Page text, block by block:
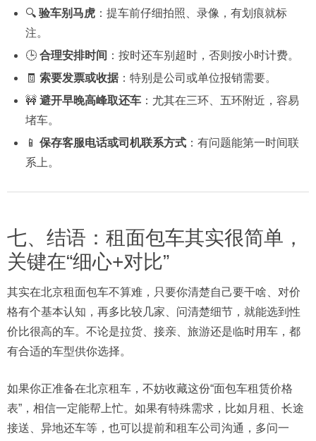
🔍 验车别马虎：提车前仔细拍照、录像，有划痕就标
注。
🕒 合理安排时间 ：按时还车别超时，否则按小时计费。
🧾 索要发票或收据：特别是公司或单位报销需要。
🚧 避开早晚高峰取还车：尤其在三环、五环附近，容易
堵车。
📱 保存客服电话或司机联系方式：有问题能第一时间联
系上。
七、结语：租面包车其实很简单，
关键在“细心+对比”
其实在北京租面包车不算难，只要你清楚自己要干啥、对价
格有个基本认知，再多比较几家、问清楚细节，就能选到性
价比很高的车。不论是拉货、接亲、旅游还是临时用车，都
有合适的车型供你选择。
如果你正准备在北京租车，不妨收藏这份“面包车租赁价格
表”，相信一定能帮上忙。如果有特殊需求，比如月租、长途
接送、异地还车等，也可以提前和租车公司沟通，多问一